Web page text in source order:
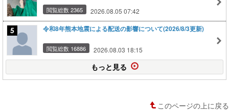
閲覧総数 2365 2026.08.05 07:42
令和8年熊本地震による配送の影響について(2026/8/3更新)
閲覧総数 16886 2026.08.03 18:15
もっと見る
このページの上に戻る